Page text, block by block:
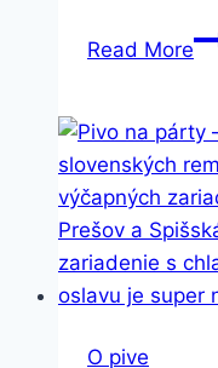
Read More
O pive